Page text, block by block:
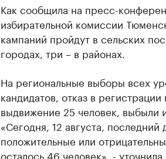
Как сообщила на пресс-
избирательной комиссии
кампаний пройдут в сельских
городах, три – в районах.
На региональные выборы всех
кандидатов, отказ в
выдвижение 25 человек, выбыли
«Сегодня, 12 августа,
положительные или
осталось 46 человек», - уточнила